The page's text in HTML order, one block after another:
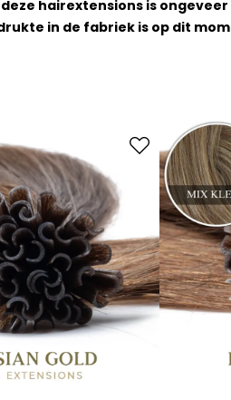
hairextensions is ongeveer
drukte in de fabriek is op dit